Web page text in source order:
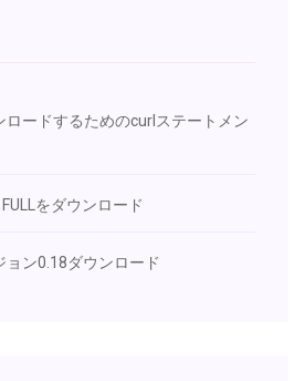
ロードするためのcurlステートメン
FULLをダウンロード
ン0.18ダウンロード